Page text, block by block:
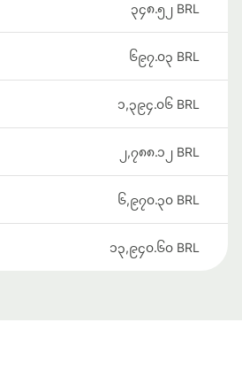
၃၄၈.၅၂ BRL
၆၉၇.၀၃ BRL
၁,၃၉၄.၀၆ BRL
၂,၇၈၈.၁၂ BRL
၆,၉၇၀.၃၀ BRL
၁၃,၉၄၀.၆၀ BRL